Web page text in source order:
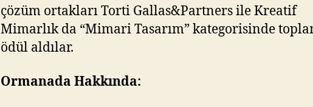
çözüm ortakları Torti Gallas&Partners ile Kreatif
Mimarlık da “Mimari Tasarım” kategorisinde
ödül aldılar.
Ormanada Hakkında: